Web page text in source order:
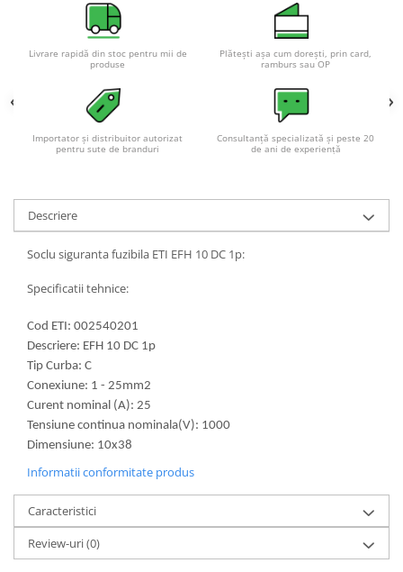
Acumulatori VRLA AGM/GEL /
Tractiune / LiFePo4
Baterii si acumulatori gel si VRLA
Baterii si acumulatori AGM VRLA
Acumulatori Moto, ATV
Li-Ion
SLA AGM (Sealed Lead Acid)
Deep Cycle - Tractiune/Semi-
Tractiune
APC
Pachete acumulatori VRLA
Sisteme de management (BMS)
Redresoare, incarcatoare si testere
Redresoare auto, moto, barci si
stationare
Surse UPS
UPS pentru centrale termice si
sisteme de urgenta - acumulator
extern
UPS Calculatoare si Servere
Livrare rapidă din stoc pentru mii de
produse
Plătești așa cum dorești, prin card,
ramburs sau OP
Importator și distribuitor autorizat
pentru sute de branduri
Consultanță specializată și peste 20
de ani de experiență
Descriere
Soclu siguranta fuzibila ETI EFH 10 DC 1p:
Specificatii tehnice:
Cod ETI: 002540201
Descriere: EFH 10 DC 1p
Tip Curba: C
Conexiune: 1 - 25mm2
Curent nominal (A): 25
Tensiune continua nominala(V): 1000
Dimensiune: 10x38
Informatii conformitate produs
Caracteristici
Review-uri(0)